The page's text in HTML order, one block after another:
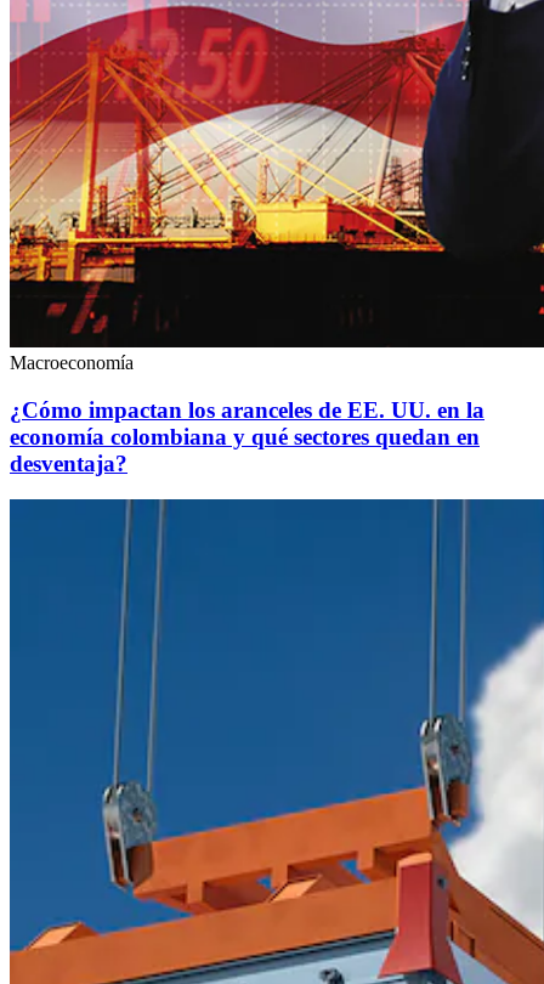
Macroeconomía
¿Cómo impactan los aranceles de EE. UU. en la
economía colombiana y qué sectores quedan en
desventaja?